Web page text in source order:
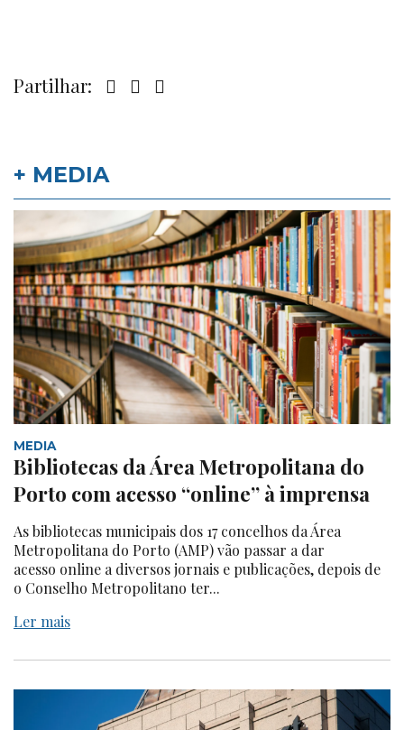
Partilhar:
+ MEDIA
MEDIA
Bibliotecas da Área Metropolitana do
Porto com acesso “online” à imprensa
As bibliotecas municipais dos 17 concelhos da Área
Metropolitana do Porto (AMP) vão passar a dar
acesso online a diversos jornais e publicações, depois de
o Conselho Metropolitano ter...
Ler mais